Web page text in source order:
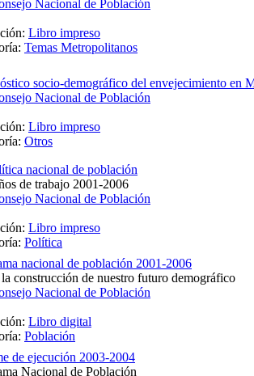
Nacional de Población
Libro impreso
Temas Metropolitanos
socio-demográfico del envejecimiento en
Nacional de Población
Libro impreso
Otros
nacional de población
de trabajo 2001-2006
Nacional de Población
Libro impreso
Política
nacional de población 2001-2006
construcción de nuestro futuro demográfico
Nacional de Población
Libro digital
Población
de ejecución 2003-2004
Nacional de Población